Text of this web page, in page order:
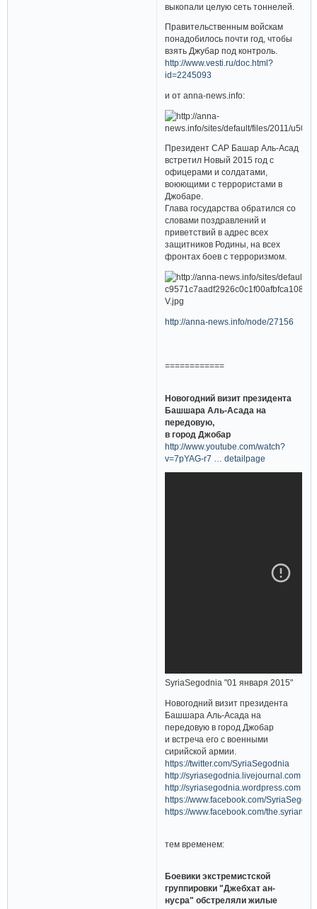
выкопали целую сеть тоннелей.
Правительственным войскам
понадобилось почти год, чтобы
взять Джубар под контроль.
http://www.vesti.ru/doc.html?
id=2245093
и от anna-news.info:
Президент САР Башар Аль-Асад
встретил Новый 2015 год с
офицерами и солдатами,
воюющими с террористами в
Джобаре.
Глава государства обратился со
словами поздравлений и
приветствий в адрес всех
защитников Родины, на всех
фронтах боев с терроризмом.
http://anna-news.info/node/27156
============
Новогодний визит президента
Башшара Аль-Асада на
передовую,
в город Джобар
http://www.youtube.com/watch?
v=7pYAG-r7 … detailpage
SyriaSegodnia "01 января 2015"
Новогодний визит президента
Башшара Аль-Асада на
передовую в город Джобар
и встреча его с военными
сирийской армии.
https://twitter.com/SyriaSegodnia
http://syriasegodnia.livejournal.com
http://syriasegodnia.wordpress.com
https://www.facebook.com/
https://www.facebook.com/
тем временем:
Боевики экстремистской
группировки "Джебхат ан-
нусра" обстреляли жилые